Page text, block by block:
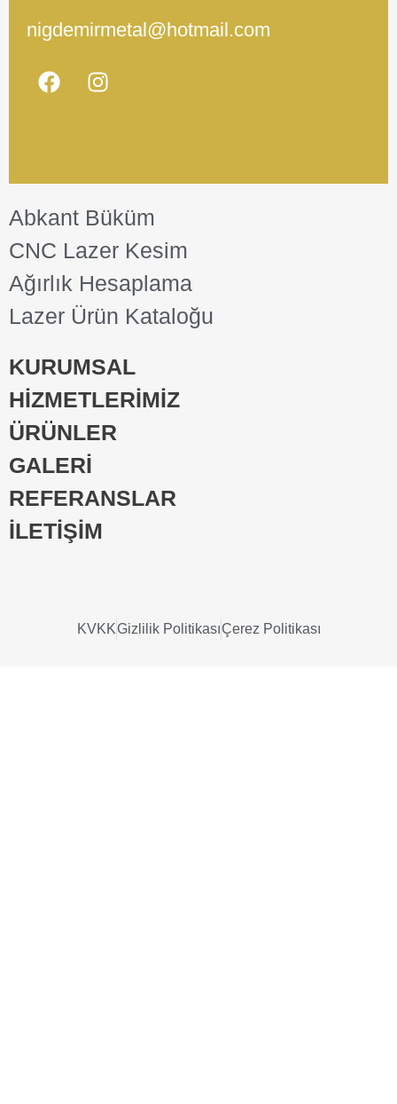
nigdemirmetal@hotmail.com
Abkant Büküm
CNC Lazer Kesim
Ağırlık Hesaplama
Lazer Ürün Kataloğu
KURUMSAL
HİZMETLERİMİZ
ÜRÜNLER
GALERİ
REFERANSLAR
İLETİŞİM
KVKKGizlilik PolitikasıÇerez Politikası